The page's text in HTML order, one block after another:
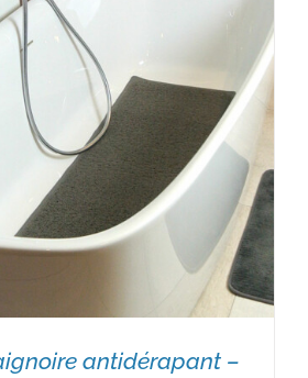
antidérapant –